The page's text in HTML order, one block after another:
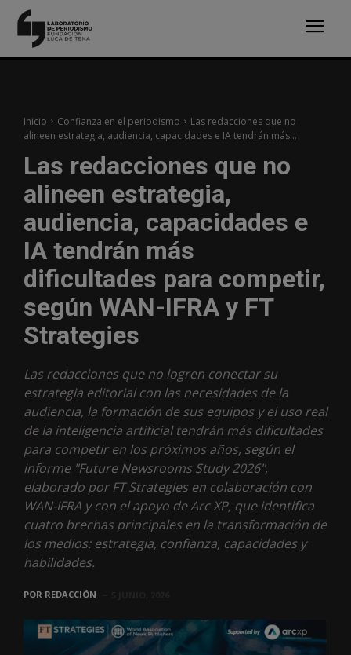
Inicio Confianza en el periodismo
Las redacciones que no
alineen estrategia, audiencia, capacidades e IA tendrán más...
Las redacciones que no
alineen estrategia,
audiencia, capacidades e
IA tendrán más
dificultades para competir,
según WAN-IFRA y FT
Strategies
Las redacciones que no logren conectar su
estrategia editorial con las necesidades de la
audiencia, la formación de sus equipos y el uso real
de la inteligencia artificial tendrán más dificultades
para competir en los próximos años, según el
informe "Future Newsrooms Study 2026",
elaborado por FT Strategies en colaboración con
WAN-IFRA y con el apoyo de Arc XP, que identifica
cuatro brechas principales en la transformación de
los medios: estrategia, confianza, capacidades y
habilidades.
POR REDACCIÓN